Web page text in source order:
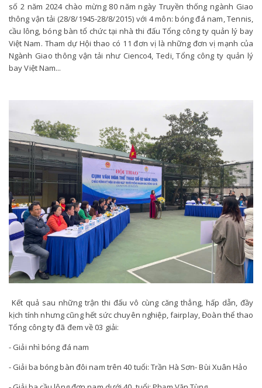
số 2 năm 2024 chào mừng 80 năm ngày Truyền thống ngành Giao
thông vận tải (28/8/1945-28/8/2015) với 4 môn: bóng đá nam, Tennis,
cầu lông, bóng bàn tổ chức tại nhà thi đấu Tổng công ty quản lý bay
Việt Nam. Tham dự Hội thao có 11 đơn vị là những đơn vị mạnh của
Ngành Giao thông vận tải như Cienco4, Tedi, Tổng công ty quản lý
bay Việt Nam...
Kết quả sau những trận thi đấu vô cùng căng thẳng, hấp dẫn, đầy
kịch tính nhưng cũng hết sức chuyên nghiệp, fairplay, Đoàn thể thao
Tổng công ty đã đem về 03 giải:
- Giải nhì bóng đá nam
- Giải ba bóng bàn đôi nam trên 40 tuổi: Trần Hà Sơn- Bùi Xuân Hảo